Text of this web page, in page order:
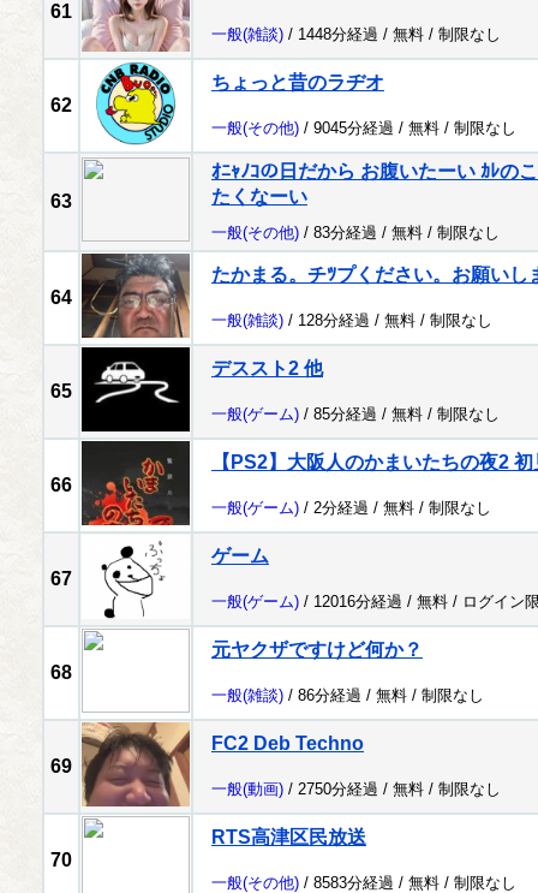
61
一般(雑談) / 1448分経過 / 無料 / 制限なし
62
ちょっと昔のラヂオ
一般(その他) / 9045分経過 / 無料 / 制限なし
63
ｵﾆｬﾉｺの日だから お腹いたーい ｶﾚの
たくなーい
一般(その他) / 83分経過 / 無料 / 制限なし
64
たかまる。チﾂプください。お願いし
一般(雑談) / 128分経過 / 無料 / 制限なし
65
デススト2 他
一般(ゲーム) / 85分経過 / 無料 / 制限なし
66
【PS2】大阪人のかまいたちの夜2 初
一般(ゲーム) / 2分経過 / 無料 / 制限なし
67
ゲーム
一般(ゲーム) / 12016分経過 / 無料 / ログイン
68
元ヤクザですけど何か？
一般(雑談) / 86分経過 / 無料 / 制限なし
69
FC2 Deb Techno
一般(動画) / 2750分経過 / 無料 / 制限なし
70
RTS高津区民放送
一般(その他) / 8583分経過 / 無料 / 制限なし